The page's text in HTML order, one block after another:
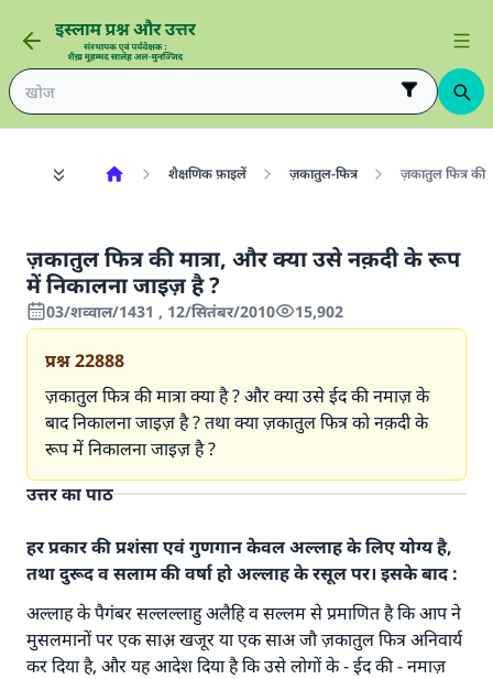
शैक्षणिक फ़ाइलें ज़कातुल-फित्र ज़कातुल फित्र की
ज़कातुल फित्र की मात्रा, और क्या उसे नक़दी के रूप
में निकालना जाइज़ है ?
03/शव्वाल/1431 , 12/सितंबर/2010 15,902
प्रश्न22888
ज़कातुल फित्र की मात्रा क्या है ? और क्या उसे ईद की नमाज़ के
बाद निकालना जाइज़ है ? तथा क्या ज़कातुल फित्र को नक़दी के
रूप में निकालना जाइज़ है ?
उत्तर का पाठ
हर प्रकार की प्रशंसा एवं गुणगान केवल अल्लाह के लिए योग्य है,
तथा दुरूद व सलाम की वर्षा हो अल्लाह के रसूल पर। इसके बाद :
अल्लाह के पैगंबर सल्लल्लाहु अलैहि व सल्लम से प्रमाणित है कि आप ने
मुसलमानों पर एक साअ़ खजूर या एक साअ जौ ज़कातुल फित्र अनिवार्य
कर दिया है, और यह आदेश दिया है कि उसे लोगों के - ईद की - नमाज़